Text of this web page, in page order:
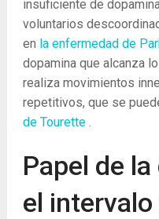
insuficiente de
voluntarios
en la enfermedad de
dopamina que alcanza
realiza movimientos
repetitivos, que se
de Tourette .
Papel de
el